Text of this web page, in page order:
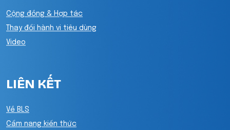
Cộng đồng & Hợp tác
Thay đổi hành vi tiêu dùng
Video
LIÊN KẾT
Về BLS
Cẩm nang kiến thức